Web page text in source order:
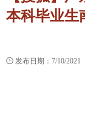
本科毕业生
 发布日期：7/10/2021